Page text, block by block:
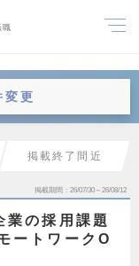
職
変更
掲載終了間近
掲載期間 26/07/30～26/08/12
業の採用課題
ートワークO